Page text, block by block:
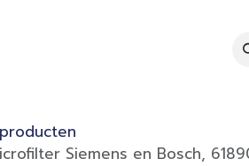
Siemens en Bosch,